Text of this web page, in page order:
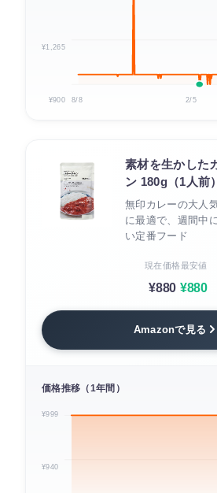
¥1,265
¥900 8/8 2/5
素材を生かした
ン 180g（1人前）
無印カレーの大人
に最適で、週間中
い定番フード
現在価格
¥880
最安値
¥880
Amazonで見る
価格推移（1年間）
¥999
¥940